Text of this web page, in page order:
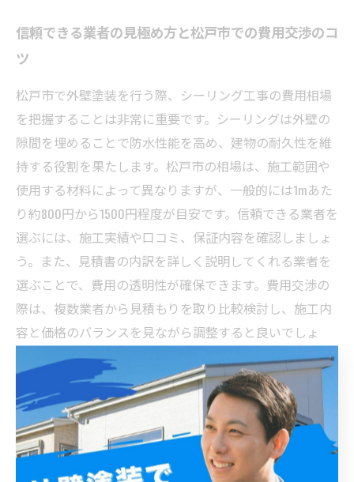
信頼できる業者の見極め方と松戸市での費用交渉のコ
ツ
松戸市で外壁塗装を行う際、シーリング工事の費用相場
を把握することは非常に重要です。シーリングは外壁の
隙間を埋めることで防水性能を高め、建物の耐久性を維
持する役割を果たします。松戸市の相場は、施工範囲や
使用する材料によって異なりますが、一般的には1mあた
り約800円から1500円程度が目安です。信頼できる業者を
選ぶには、施工実績や口コミ、保証内容を確認しましょ
う。また、見積書の内訳を詳しく説明してくれる業者を
選ぶことで、費用の透明性が確保できます。費用交渉の
際は、複数業者から見積もりを取り比較検討し、施工内
容と価格のバランスを見ながら調整すると良いでしょ
う。松戸市での外壁塗装とシーリング工事は、信頼でき
る業者選びと費用の相場理解をもとに、安心して進める
ことがポイントです。
施工完了後に気をつけたいメンテナンスと長持ちさせ